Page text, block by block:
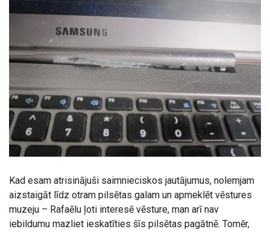
Kad esam atrisinājuši saimnieciskos jautājumus, nolemjam
aizstaigāt līdz otram pilsētas galam un apmeklēt vēstures
muzeju – Rafaēlu ļoti interesē vēsture, man arī nav
iebildumu mazliet ieskatīties šīs pilsētas pagātnē. Tomēr,